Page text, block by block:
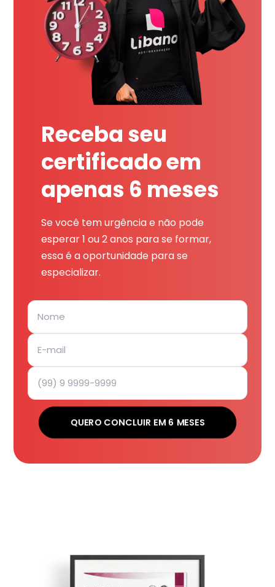
Receba seu
certificado em
apenas 6 meses
Se você tem urgência e não pode
esperar 1 ou 2 anos para se formar,
essa é a oportunidade para se
especializar.
QUERO CONCLUIR EM 6 MESES